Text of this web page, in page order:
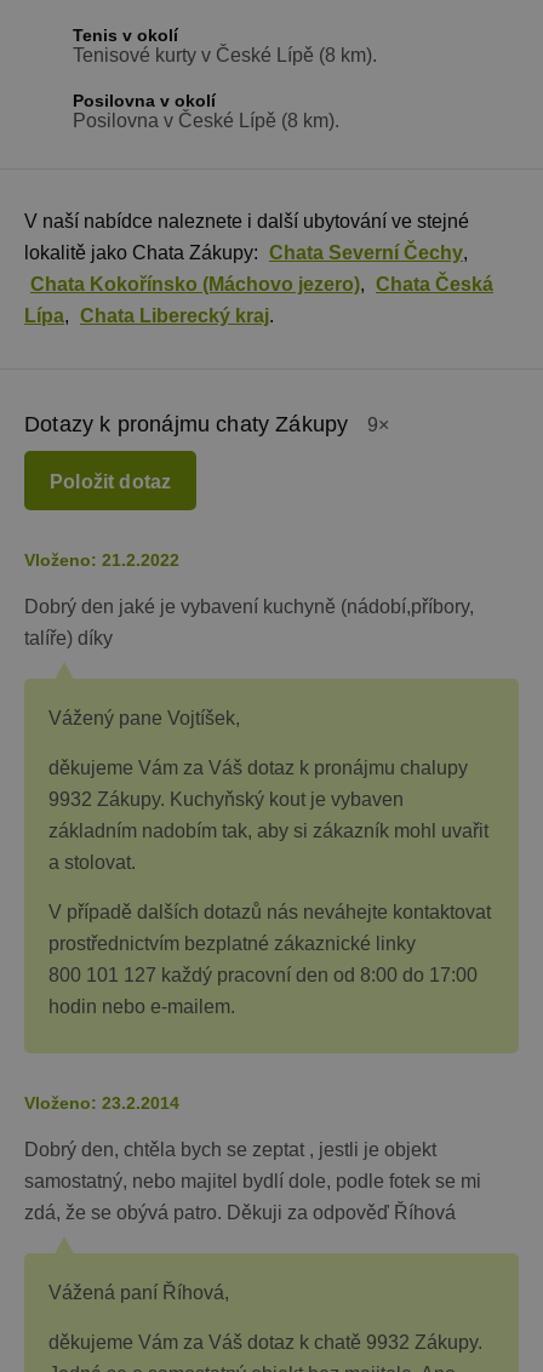
Tenis v okolí
Tenisové kurty v České Lípě (8 km).
Posilovna v okolí
Posilovna v České Lípě (8 km).
V naší nabídce naleznete i další ubytování ve stejné
lokalitě jako Chata Zákupy: Chata Severní Čechy,
Chata Kokořínsko (Máchovo jezero), Chata Česká
Lípa, Chata Liberecký kraj.
Dotazy k pronájmu chaty Zákupy 9×
Položit dotaz
Vloženo: 21.2.2022
Dobrý den jaké je vybavení kuchyně (nádobí,příbory,
talíře) díky
Vážený pane Vojtíšek,
děkujeme Vám za Váš dotaz k pronájmu chalupy
9932 Zákupy. Kuchyňský kout je vybaven
základním nadobím tak, aby si zákazník mohl uvařit
a stolovat.
V případě dalších dotazů nás neváhejte kontaktovat
prostřednictvím bezplatné zákaznické linky
800 101 127 každý pracovní den od 8:00 do 17:00
hodin nebo e-mailem.
Vloženo: 23.2.2014
Dobrý den, chtěla bych se zeptat , jestli je objekt
samostatný, nebo majitel bydlí dole, podle fotek se mi
zdá, že se obývá patro. Děkuji za odpověď Říhová
Vážená paní Říhová,
děkujeme Vám za Váš dotaz k chatě 9932 Zákupy.